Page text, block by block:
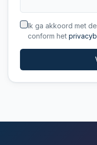
Ik ga akkoord met
conform het